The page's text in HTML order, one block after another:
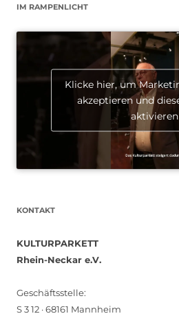
IM RAMPENLICHT
Klicke hier, um
akzeptieren und
aktivieren
KONTAKT
KULTURPARKETT
Rhein-Neckar e.V.
Geschäftsstelle:
S 3 12 · 68161 Mannheim